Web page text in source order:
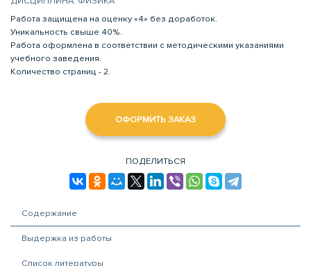
Работа защищена на оценку «4» без доработок.
Уникальность свыше 40%.
Работа оформлена в соответствии с методическими указаниями
учебного заведения.
Количество страниц - 2.
ОФОРМИТЬ ЗАКАЗ
ПОДЕЛИТЬСЯ
Содержание
Выдержка из работы
Список литературы